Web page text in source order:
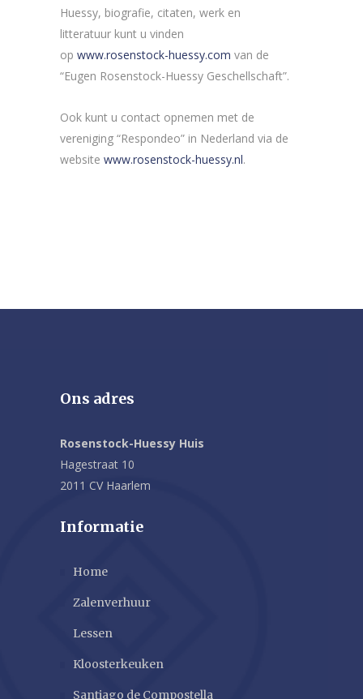
Huessy, biografie, citaten, werk en
litteratuur kunt u vinden
op www.rosenstock-huessy.com van de
“Eugen Rosenstock-Huessy Geschellschaft”.
Ook kunt u contact opnemen met de
vereniging “Respondeo” in Nederland via de
website www.rosenstock-huessy.nl.
Ons adres
Rosenstock-Huessy Huis
Hagestraat 10
2011 CV Haarlem
Informatie
Home
Zalenverhuur
Lessen
Kloosterkeuken
Santiago de Compostella